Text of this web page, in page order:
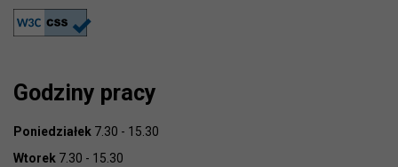
Godziny pracy
Poniedziałek 7.30 - 15.30
Wtorek 7.30 - 15.30